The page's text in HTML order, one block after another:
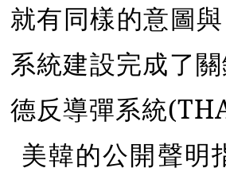
就有同樣的意圖
系統建設完成了
德反導彈系統
美韓的公開聲明